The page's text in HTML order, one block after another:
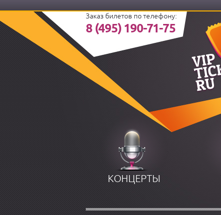
Заказ билетов по телефону:
8 (495) 190-71-75
КОНЦЕРТЫ